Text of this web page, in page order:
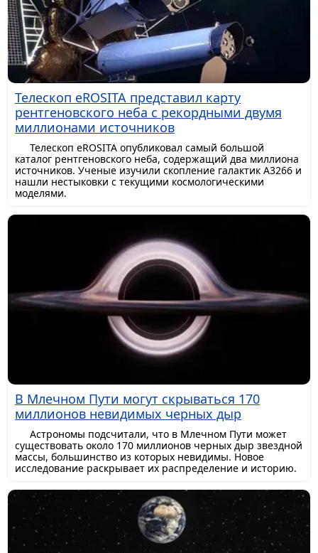
Телескоп eROSITA представил карту
рентгеновского неба с рекордными двумя
миллионами источников
Телескоп eROSITA опубликовал самый большой
каталог рентгеновского неба, содержащий два миллиона
источников. Ученые изучили скопление галактик A3266 и
нашли нестыковки с текущими космологическими
моделями.
В Млечном Пути могут скрываться 170
миллионов невидимых черных дыр
Астрономы подсчитали, что в Млечном Пути может
существовать около 170 миллионов черных дыр звездной
массы, большинство из которых невидимы. Новое
исследование раскрывает их распределение и историю.